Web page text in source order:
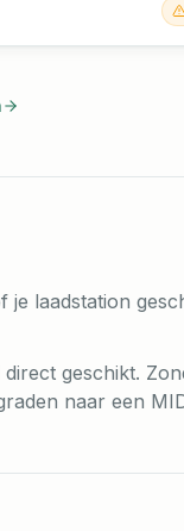
je laadstation
geschikt.
naar een